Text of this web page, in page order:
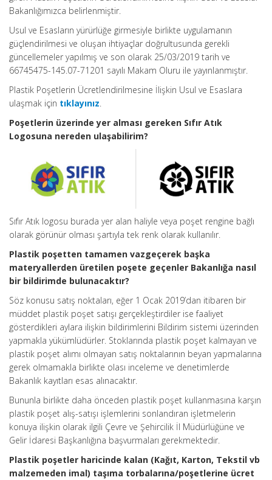
Bakanlığımızca belirlenmiştir.
Usul ve Esasların yürürlüğe girmesiyle birlikte uygulamanın
güçlendirilmesi ve oluşan ihtiyaçlar doğrultusunda gerekli
güncellemeler yapılmış ve son olarak 25/03/2019 tarih ve
66745475-145.07-71201 sayılı Makam Oluru ile yayınlanmıştır.
Plastik Poşetlerin Ücretlendirilmesine İlişkin Usul ve Esaslara
ulaşmak için tıklayınız
Poşetlerin üzerinde yer alması gereken Sıfır Atık
Logosuna nereden ulaşabilirim?
Sıfır Atık logosu burada yer alan haliyle veya poşet rengine bağlı
olarak görünür olması şartıyla tek renk olarak kullanılır.
Plastik poşetten tamamen vazgeçerek başka
materyallerden üretilen poşete geçenler Bakanlığa nasıl
bir bildirimde bulunacaktır?
Söz konusu satış noktaları, eğer 1 Ocak 2019’dan itibaren bir
müddet plastik poşet satışı gerçekleştirdiler ise faaliyet
gösterdikleri aylara ilişkin bildirimlerini Bildirim sistemi üzerinden
yapmakla yükümlüdürler. Stoklarında plastik poşet kalmayan ve
plastik poşet alımı olmayan satış noktalarının beyan yapmalarına
gerek olmamakla birlikte olası inceleme ve denetimlerde
Bakanlık kayıtları esas alınacaktır.
Bununla birlikte daha önceden plastik poşet kullanmasına karşın
plastik poşet alış-satışı işlemlerini sonlandıran işletmelerin
konuya ilişkin olarak ilgili Çevre ve Şehircilik İl Müdürlüğüne ve
Gelir İdaresi Başkanlığına başvurmaları gerekmektedir.
Plastik poşetler haricinde kalan (Kağıt, Karton, Tekstil vb
malzemeden imal) taşıma torbalarına/poşetlerine ücret